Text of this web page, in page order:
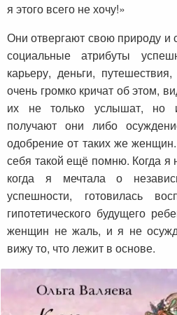
я этого всего не хочу!»
Они отвергают свою природу и
социальные атрибуты
карьеру, деньги,
очень громко кричат об этом,
их не только услышат, но
получают они либо
одобрение от таких же
себя такой ещё помню. Когда я
когда я мечтала о
успешности, готовилась
гипотетического будущего
женщин не жаль, и я не
вижу то, что лежит в основе.